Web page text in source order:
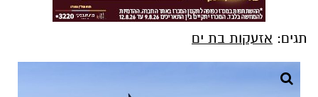
תגים: אזעקות בת ים